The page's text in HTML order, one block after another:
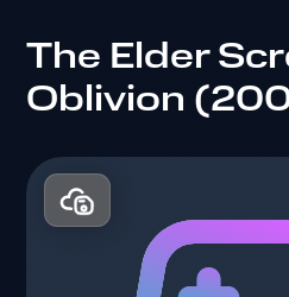
The Elder
Oblivion